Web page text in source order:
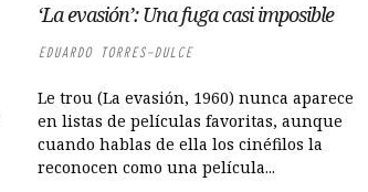
‘La evasión’: Una fuga casi imposible
EDUARDO TORRES-DULCE
Le trou (La evasión, 1960) nunca aparece
en listas de películas favoritas, aunque
cuando hablas de ella los cinéfilos la
reconocen como una película...